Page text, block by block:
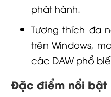
phát hành.
Tương thích đa
trên Windows,
các DAW phổ
Đặc điểm nổi bật